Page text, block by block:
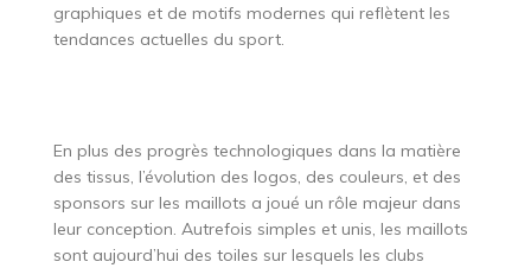
graphiques et de motifs modernes qui reflètent les
tendances actuelles du sport.
En plus des progrès technologiques dans la matière
des tissus, l’évolution des logos, des couleurs, et des
sponsors sur les maillots a joué un rôle majeur dans
leur conception. Autrefois simples et unis, les maillots
sont aujourd’hui des toiles sur lesquels les clubs